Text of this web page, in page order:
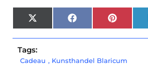
X
(Twitter)
Facebook
Tags:
Cadeau , Kunsthandel Blaricum